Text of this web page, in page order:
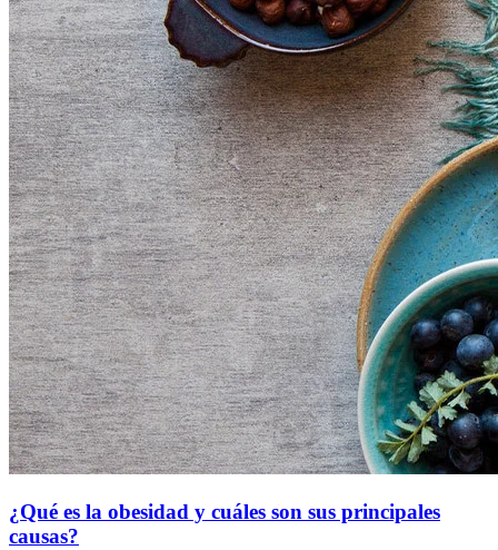
¿Qué es la obesidad y cuáles son sus principales
causas?